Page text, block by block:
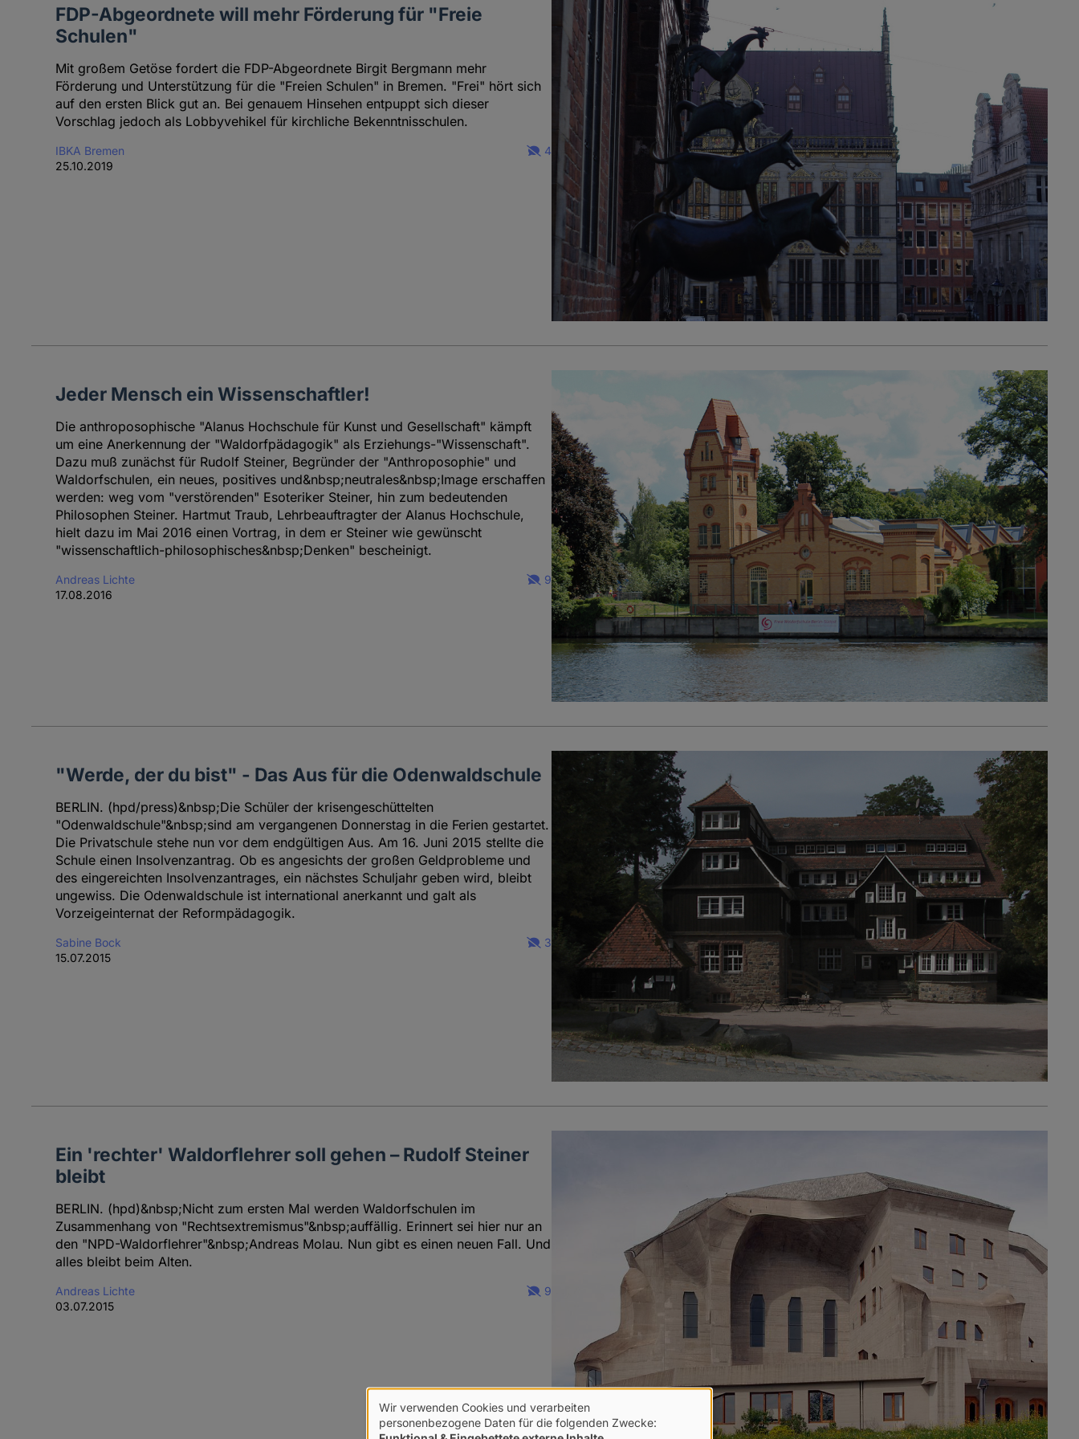
FDP-Abgeordnete will mehr Förderung für "Freie
Schulen"
Mit großem Getöse fordert die FDP-Abgeordnete Birgit Bergmann mehr
Förderung und Unterstützung für die "Freien Schulen" in Bremen. "Frei" hört sich
auf den ersten Blick gut an. Bei genauem Hinsehen entpuppt sich dieser
Vorschlag jedoch als Lobbyvehikel für kirchliche Bekenntnisschulen.
IBKA Bremen
25.10.2019
4
Jeder Mensch ein Wissenschaftler!
Die anthroposophische "Alanus Hochschule für Kunst und Gesellschaft" kämpft
um eine Anerkennung der "Waldorfpädagogik" als Erziehungs-"Wissenschaft".
Dazu muß zunächst für Rudolf Steiner, Begründer der "Anthroposophie" und
Waldorfschulen, ein neues, positives und&nbsp;neutrales&nbsp;Image erschaffen
werden: weg vom "verstörenden" Esoteriker Steiner, hin zum bedeutenden
Philosophen Steiner. Hartmut Traub, Lehrbeauftragter der Alanus Hochschule,
hielt dazu im Mai 2016 einen Vortrag, in dem er Steiner wie gewünscht
"wissenschaftlich-philosophisches&nbsp;Denken" bescheinigt.
Andreas Lichte
17.08.2016
9
"Werde, der du bist" - Das Aus für die Odenwaldschule
BERLIN. (hpd/press)&nbsp;Die Schüler der krisengeschüttelten
"Odenwaldschule"&nbsp;sind am vergangenen Donnerstag in die Ferien gestartet.
Die Privatschule stehe nun vor dem endgültigen Aus. Am 16. Juni 2015 stellte die
Schule einen Insolvenzantrag. Ob es angesichts der großen Geldprobleme und
des eingereichten Insolvenzantrages, ein nächstes Schuljahr geben wird, bleibt
ungewiss. Die Odenwaldschule ist international anerkannt und galt als
Vorzeigeinternat der Reformpädagogik.
Sabine Bock
15.07.2015
3
Ein 'rechter' Waldorflehrer soll gehen – Rudolf Steiner
bleibt
BERLIN. (hpd)&nbsp;Nicht zum ersten Mal werden Waldorfschulen im
Zusammenhang von "Rechtsextremismus"&nbsp;auffällig. Erinnert sei hier nur an
den "NPD-Waldorflehrer"&nbsp;Andreas Molau. Nun gibt es einen neuen Fall. Und
alles bleibt beim Alten.
Andreas Lichte
03.07.2015
9
Verwendung
Wir verwenden Cookies und verarbeiten
personenbezogene Daten für die folgenden Zwecke: